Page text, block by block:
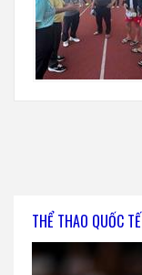
THỂ THAO QUỐC TẾ